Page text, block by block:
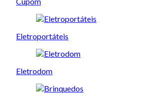
Eletroportáteis
Eletrodom